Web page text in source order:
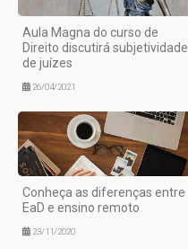
Aula Magna do curso de
Direito discutirá subjetividade
de juízes
26/04/2021
Conheça as diferenças entre
EaD e ensino remoto
23/11/2020